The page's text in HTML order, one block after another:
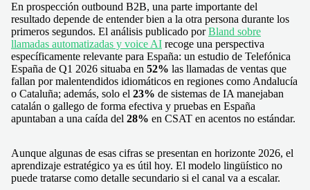
En prospección outbound B2B, una parte importante del
resultado depende de entender bien a la otra persona durante los
primeros segundos. El análisis publicado porBland sobre
llamadas automatizadas y voice AI recoge una perspectiva
específicamente relevante para España: un estudio de Telefónica
España de Q1 2026 situaba en 52% las llamadas de ventas que
fallan por malentendidos idiomáticos en regiones como Andalucía
o Cataluña; además, solo el 23% de sistemas de IA manejaban
catalán o gallego de forma efectiva y pruebas en España
apuntaban a una caída del 28% en CSAT en acentos no estándar.
Aunque algunas de esas cifras se presentan en horizonte 2026, el
aprendizaje estratégico ya es útil hoy. El modelo lingüístico no
puede tratarse como detalle secundario si el canal va a escalar.